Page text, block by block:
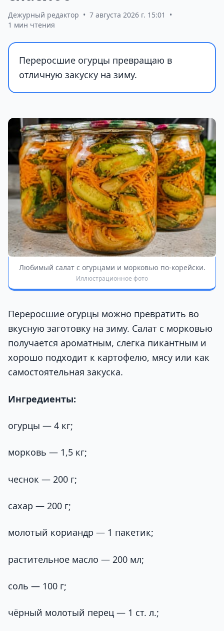
Дежурный редактор • 7 августа 2026 г. 15:01
•
1 мин чтения
Переросшие огурцы превращаю в
отличную закуску на зиму.
Любимый салат с огурцами и морковью по-корейски.
Иллюстрационное фото
Переросшие огурцы можно превратить во
вкусную заготовку на зиму. Салат с морковью
получается ароматным, слегка пикантным и
хорошо подходит к картофелю, мясу или как
самостоятельная закуска.
Ингредиенты:
огурцы — 4 кг;
морковь — 1,5 кг;
чеснок — 200 г;
сахар — 200 г;
молотый кориандр — 1 пакетик;
растительное масло — 200 мл;
соль — 100 г;
чёрный молотый перец — 1 ст. л.;